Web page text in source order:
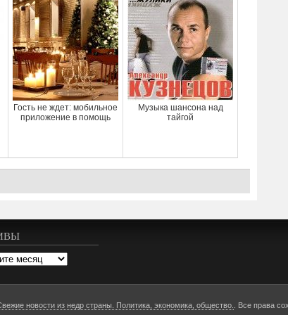
Гость не ждет: мобильное
приложение в помощь
Музыка шансона над
тайгой
новости из недр страны. Политика, экономика, общество. . Все права